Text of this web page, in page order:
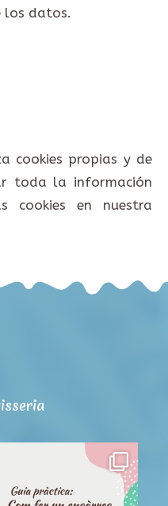
los datos.
cookies propias y de
toda la información
cookies en nuestra